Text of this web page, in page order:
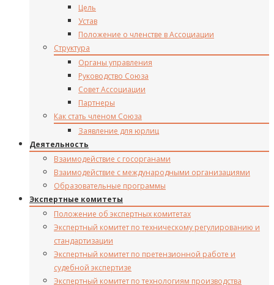
Цель
Устав
Положение о членстве в Ассоциации
Структура
Органы управления
Руководство Союза
Совет Ассоциации
Партнеры
Как стать членом Союза
Заявление для юрлиц
Деятельность
Взаимодействие с госорганами
Взаимодействие с международными организациями
Образовательные программы
Экспертные комитеты
Положение об экспертных комитетах
Экспертный комитет по техническому регулированию и
стандартизации
Экспертный комитет по претензионной работе и
судебной экспертизе
Экспертный комитет по технологиям производства